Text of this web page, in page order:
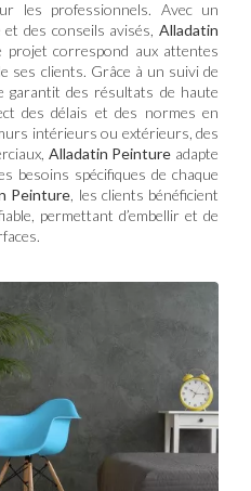
les professionnels. Avec un
des conseils avisés, Alladatin
projet correspond aux attentes
ses clients. Grâce à un suivi de
garantit des résultats de haute
des délais et des normes en
intérieurs ou extérieurs, des
Alladatin Peinture adapte
besoins spécifiques de chaque
Peinture , les clients bénéficient
permettant d’embellir et de